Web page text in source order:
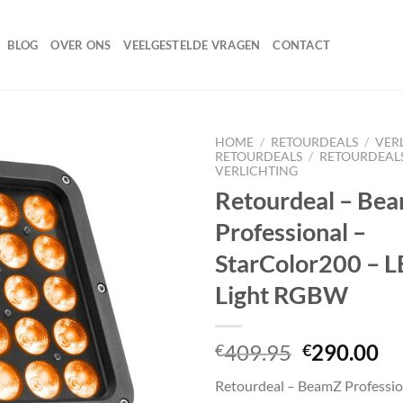
BLOG OVER ONS VEELGESTELDE VRAGEN CONTACT
HOME / RETOURDEALS /
RETOURDEALS /
VERLICHTING
Retourdeal –
Professional –
StarColor200 –
Light RGBW
€409.95
was:
€290.00
is:
Retourdeal – BeamZ